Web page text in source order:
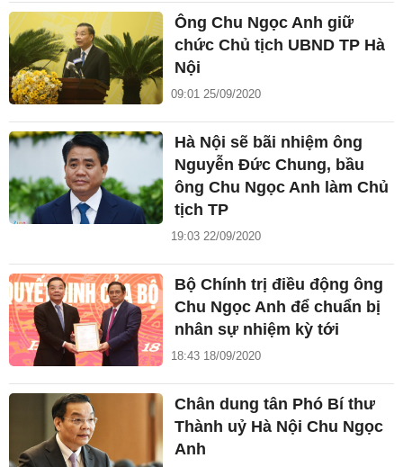
Ông Chu Ngọc Anh giữ
chức Chủ tịch UBND TP Hà
Nội
09:01 25/09/2020
Hà Nội sẽ bãi nhiệm ông
Nguyễn Đức Chung, bầu
ông Chu Ngọc Anh làm Chủ
tịch TP
19:03 22/09/2020
Bộ Chính trị điều động ông
Chu Ngọc Anh để chuẩn bị
nhân sự nhiệm kỳ tới
18:43 18/09/2020
Chân dung tân Phó Bí thư
Thành uỷ Hà Nội Chu Ngọc
Anh